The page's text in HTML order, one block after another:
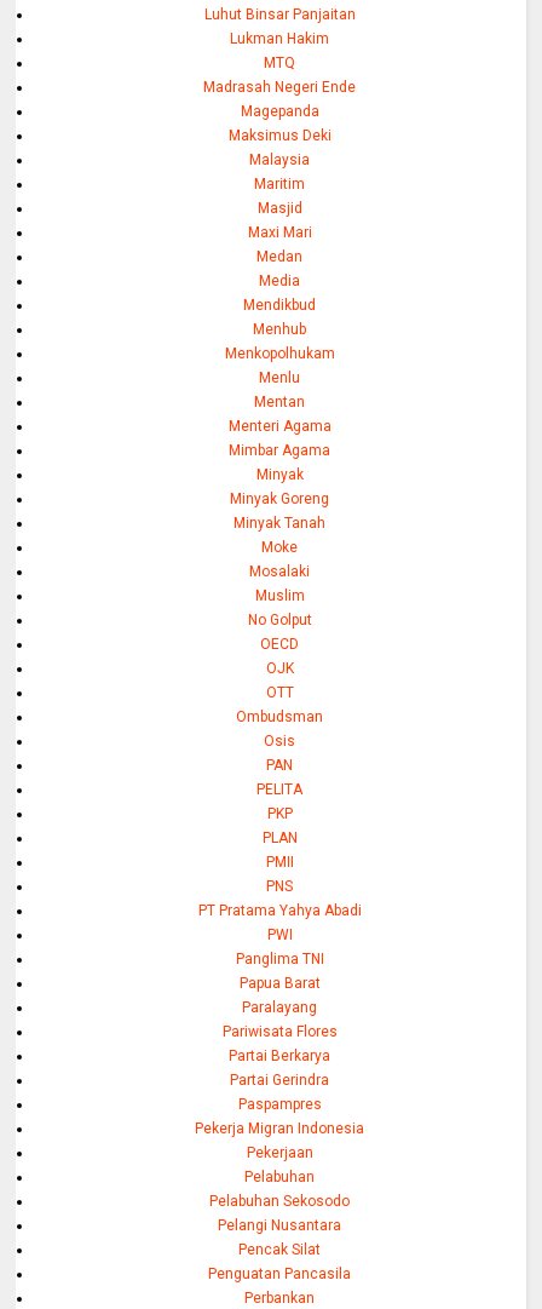
Luhut Binsar Panjaitan
Lukman Hakim
MTQ
Madrasah Negeri Ende
Magepanda
Maksimus Deki
Malaysia
Maritim
Masjid
Maxi Mari
Medan
Media
Mendikbud
Menhub
Menkopolhukam
Menlu
Mentan
Menteri Agama
Mimbar Agama
Minyak
Minyak Goreng
Minyak Tanah
Moke
Mosalaki
Muslim
No Golput
OECD
OJK
OTT
Ombudsman
Osis
PAN
PELITA
PKP
PLAN
PMII
PNS
PT Pratama Yahya Abadi
PWI
Panglima TNI
Papua Barat
Paralayang
Pariwisata Flores
Partai Berkarya
Partai Gerindra
Paspampres
Pekerja Migran Indonesia
Pekerjaan
Pelabuhan
Pelabuhan Sekosodo
Pelangi Nusantara
Pencak Silat
Penguatan Pancasila
Perbankan